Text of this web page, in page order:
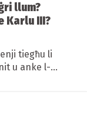
llum?
Karlu III?
tiegħu li
u anke l-